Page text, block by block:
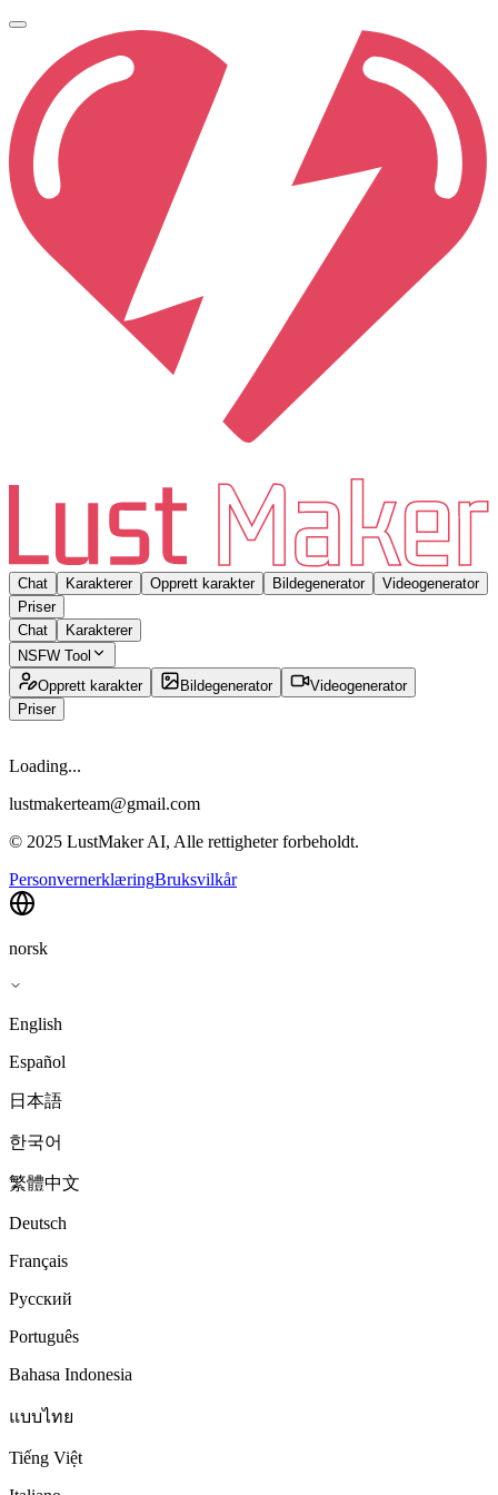
Chat Karakterer Opprett karakter Bildegenerator
Videogenerator
Priser
Chat
Karakterer
NSFW Tool
Opprett karakter
Bildegenerator
Videogenerator
Priser
Loading...
lustmakerteam@gmail.com
© 2025 LustMaker AI, Alle rettigheter forbeholdt.
PersonvernerklæringBruksvilkår
norsk
English
Español
日本語
한국어
繁體中文
Deutsch
Français
Русский
Português
Bahasa Indonesia
แบบไทย
Tiếng Việt